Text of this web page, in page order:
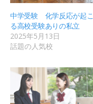
中学受験 化学反応が起こ
る高校受験ありの私立
2025年5月13日
話題の人気校